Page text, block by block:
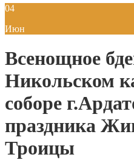
04
Июн
Всенощное
Никольском
соборе
праздника
Троицы